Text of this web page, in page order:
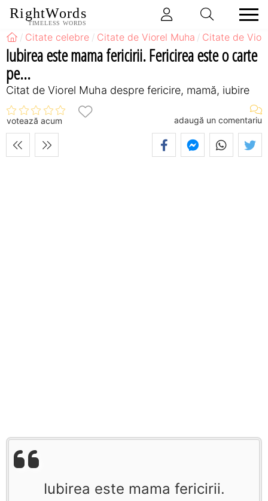
RightWords
TIMELESS WORDS
Citate celebre Citate de Viorel Muha Citate de
Iubirea este mama fericirii. Fericirea este o carte
pe...
Citat de Viorel Muha despre fericire, mamă, iubire
votează acum adaugă un comentariu
Iubirea este mama fericirii.